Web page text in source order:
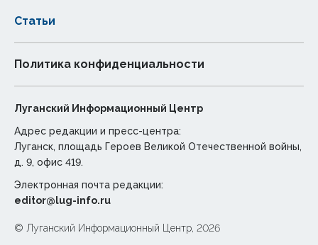
Статьи
Политика конфиденциальности
Луганский Информационный Центр
Адрес редакции и пресс-центра:
Луганск, площадь Героев Великой Отечественной войны,
д. 9, офис 419.
Электронная почта редакции:
editor@lug-info.ru
© Луганский Информационный Центр, 2026